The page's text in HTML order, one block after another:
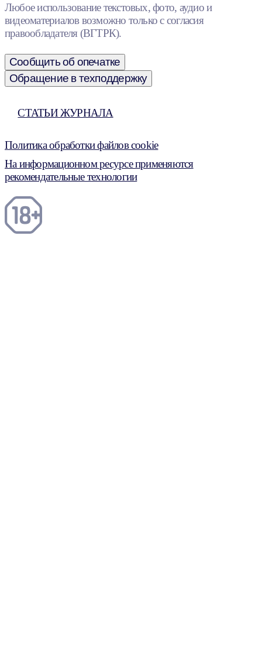
Любое использование текстовых, фото, аудио и
видеоматериалов возможно только с согласия
правообладателя (ВГТРК).
Сообщить об опечатке
Обращение в техподдержку
СТАТЬИ ЖУРНАЛА
Политика обработки файлов cookie
На информационном ресурсе применяются
рекомендательные технологии